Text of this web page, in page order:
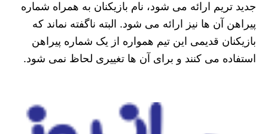
جدید تریم ارائه می شود، نام بازیکنان به همراه شماره
پیراهن آن ها نیز ارائه می شود. البته ناگفته نماند که
بازیکنان قدیمی این تیم همواره از یک شماره پیراهن
استفاده می کنند و برای آن ها تغییری لحاظ نمی شود.